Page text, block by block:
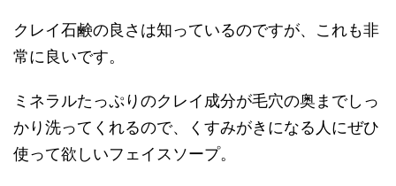
クレイ石鹸の良さは知っているのですが、これも非
常に良いです。
ミネラルたっぷりのクレイ成分が毛穴の奥までしっ
かり洗ってくれるので、くすみがきになる人にぜひ
使って欲しいフェイスソープ。